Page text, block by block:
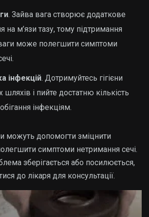
. Зайва вага створює додаткове
на м’язи тазу, тому підтримання
може полегшити симптоми
інфекцій. Дотримуйтесь гігієни
шляхів і пийте достатню кількість
інфекціям.
можуть допомогти зміцнити
симптоми нетримання сечі.
зберігається або посилюється,
до лікаря для консультації.